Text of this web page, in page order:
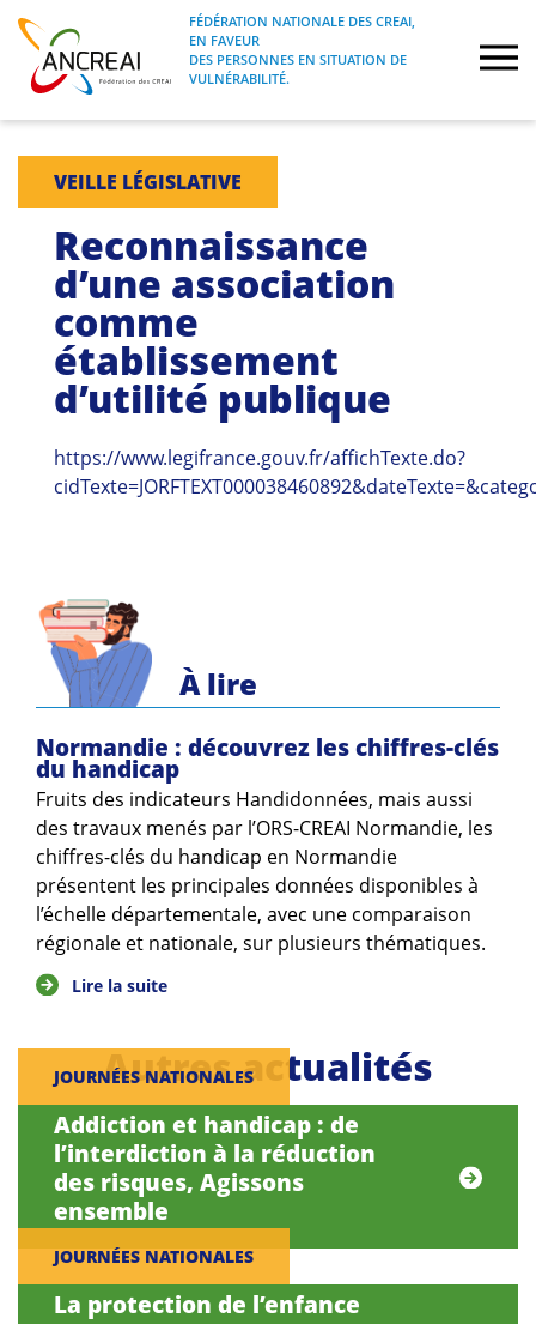
Skip
content
ANCREAI
FÉDÉRATION NATIONALE DES CREAI, EN
FAVEUR DES PERSONNES EN SITUATION
FÉDÉRATION NATIONALE DES CREAI,
EN FAVEUR
DES PERSONNES EN SITUATION DE
VULNÉRABILITÉ.
À propos
Journées nationales
Formations
Projets Fédéraux
Espace emploi
Actualités
ARSENE
VEILLE LÉGISLATIVE
Reconnaissance
d’une association
comme
établissement
d’utilité publique
https://www.legifrance.gouv.fr/affichTexte.do?
À lire
Normandie : découvrez les chiffres-clés
du handicap
Fruits des indicateurs Handidonnées, mais aussi
des travaux menés par l’ORS-CREAI Normandie, les
chiffres-clés du handicap en Normandie
présentent les principales données disponibles à
l’échelle départementale, avec une comparaison
régionale et nationale, sur plusieurs thématiques.
Lire la suite
Autres actualités
JOURNÉES NATIONALES
Addiction et handicap : de
l’interdiction à la réduction
des risques, Agissons
ensemble
JOURNÉES NATIONALES
La protection de l’enfance